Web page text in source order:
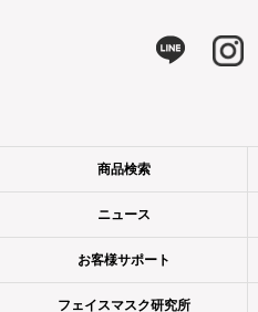
商品検索
ニュース
お客様サポート
フェイスマスク研究所